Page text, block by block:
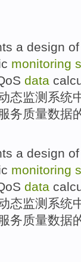
a design of
monitoring
data
态监测 系统
务质量数据
a design of
monitoring
data
态监测 系统
务质量数据